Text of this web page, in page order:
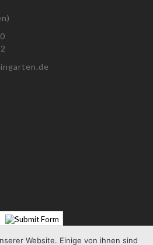
Website. Einige von ihnen sind